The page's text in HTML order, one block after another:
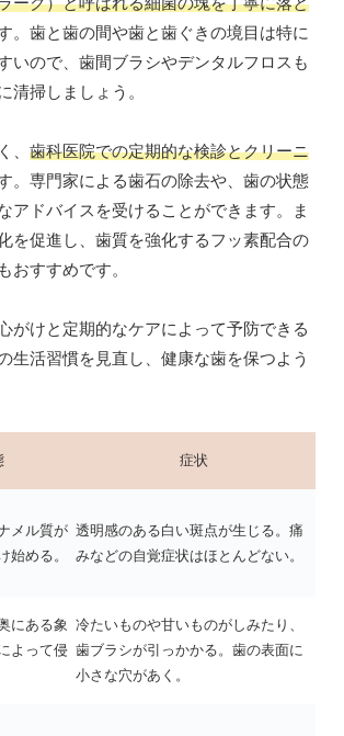
。歯と歯の間や歯と歯ぐきの境目は特に
いので、歯間ブラシやデンタルフロスも
清掃しましょう。
、 歯科医院での定期的な検診とクリーニ
。専門家による歯石の除去や、歯の状態
アドバイスを受けることができます。ま
を促進し、歯質を強化するフッ素配合の
おすすめです。
がけと定期的なケアによって予防できる
生活習慣を見直し、健康な歯を保つよう
症状
メル質が
始める。
透明感のある白い斑点が生じる。痛
みなどの自覚症状はほとんどない。
にある象
よって侵
冷たいものや甘いものがしみたり、
歯ブラシが引っかかる。歯の表面に
小さな穴があく。